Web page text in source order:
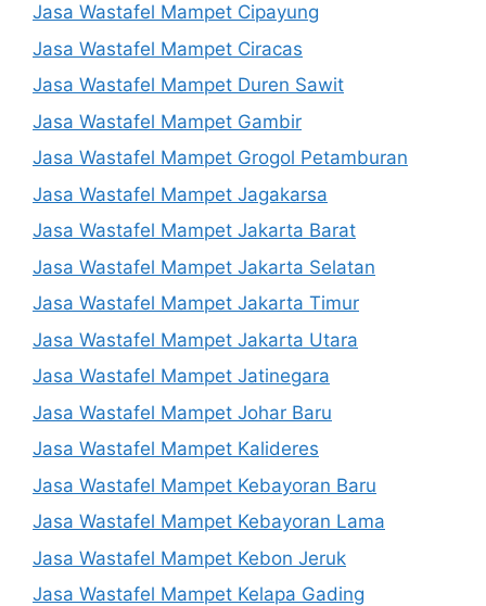
Jasa Wastafel Mampet Cipayung
Jasa Wastafel Mampet Ciracas
Jasa Wastafel Mampet Duren Sawit
Jasa Wastafel Mampet Gambir
Jasa Wastafel Mampet Grogol Petamburan
Jasa Wastafel Mampet Jagakarsa
Jasa Wastafel Mampet Jakarta Barat
Jasa Wastafel Mampet Jakarta Selatan
Jasa Wastafel Mampet Jakarta Timur
Jasa Wastafel Mampet Jakarta Utara
Jasa Wastafel Mampet Jatinegara
Jasa Wastafel Mampet Johar Baru
Jasa Wastafel Mampet Kalideres
Jasa Wastafel Mampet Kebayoran Baru
Jasa Wastafel Mampet Kebayoran Lama
Jasa Wastafel Mampet Kebon Jeruk
Jasa Wastafel Mampet Kelapa Gading